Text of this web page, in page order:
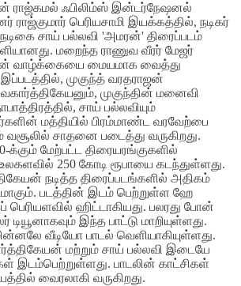
ராஜ்கமல் ஃபிலிம்ஸ் இன்டர்நேஷனல்
ராஜ்குமார் பெரியசாமி இயக்கத்தில், நடிகர்
சாய் பல்லவி 'அமரன்' திரைப்படம்
மறைந்த ராணுவ வீரர் மேஜர்
வாழ்க்கையை மையமாக வைத்து
முகுந்த் வரதராஜன்
முகுந்தின் மனைவி
சாய் பல்லவியும்
மத்தியில் பிரம்மாண்ட வரவேற்பை
வசூலில் சாதனை படைத்து வருகிறது.
க்கும் மேற்பட்ட திரையரங்குகளில்
250 கோடி ரூபாயை கடந்துள்ளது.
நடித்த திரைப்படங்களில் அதிகம்
படத்தின் இடம் பெற்றுள்ள ஹே
பெரியளவில் ஹிட்டாகியது. பலரது போன்
டியூனாகவும் இந்த பாட்டு மாறியுள்ளது.
வீடியோ பாடல் வெளியாகியுள்ளது.
மற்றும் சாய் பல்லவி இடையே
இடம்பெற்றுள்ளது. பாடலின் காட்சிகள்
வைரலாகி வருகிறது.